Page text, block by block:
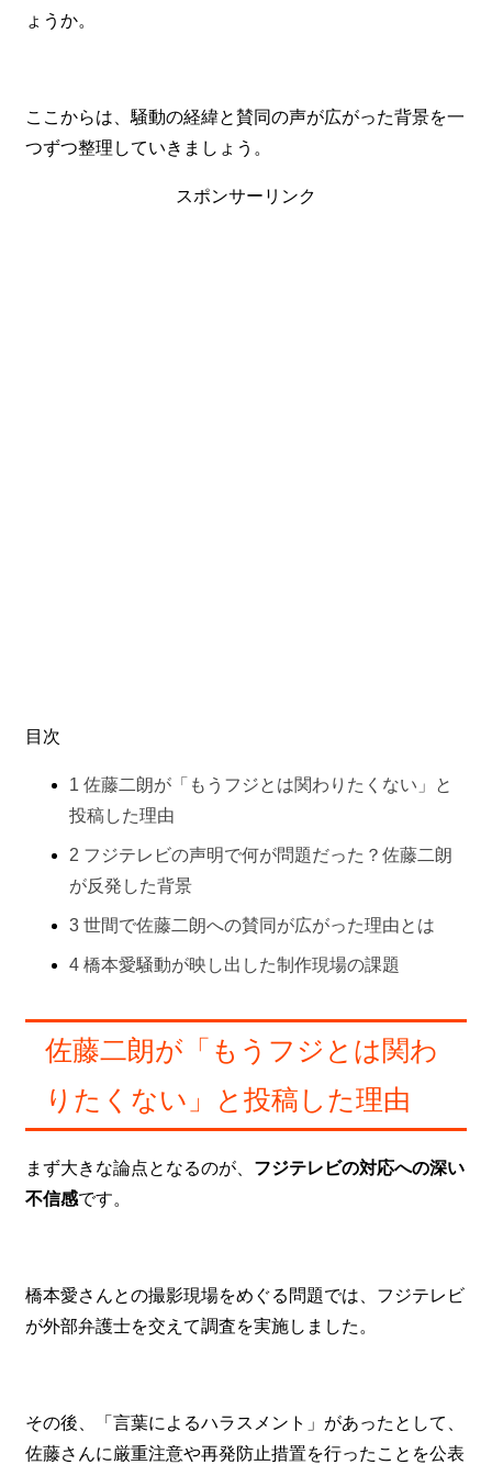
ょうか。
ここからは、騒動の経緯と賛同の声が広がった背景を一
つずつ整理していきましょう。
スポンサーリンク
目次
1 佐藤二朗が「もうフジとは関わりたくない」と
投稿した理由
2 フジテレビの声明で何が問題だった？佐藤二朗
が反発した背景
3 世間で佐藤二朗への賛同が広がった理由とは
4 橋本愛騒動が映し出した制作現場の課題
佐藤二朗が「もうフジとは関わ
りたくない」と投稿した理由
まず大きな論点となるのが、 フジテレビの対応への深い
不信感です。
橋本愛さんとの撮影現場をめぐる問題では、フジテレビ
が外部弁護士を交えて調査を実施しました。
その後、「言葉によるハラスメント」があったとして、
佐藤さんに厳重注意や再発防止措置を行ったことを公表